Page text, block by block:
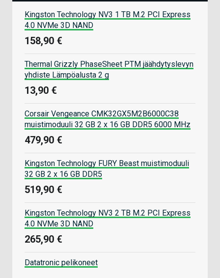
Kingston Technology NV3 1 TB M.2 PCI Express
4.0 NVMe 3D NAND
158,90 €
Thermal Grizzly PhaseSheet PTM jäähdytyslevyn
yhdiste Lämpöalusta 2 g
13,90 €
Corsair Vengeance CMK32GX5M2B6000C38
muistimoduuli 32 GB 2 x 16 GB DDR5 6000 MHz
479,90 €
Kingston Technology FURY Beast muistimoduuli
32 GB 2 x 16 GB DDR5
519,90 €
Kingston Technology NV3 2 TB M.2 PCI Express
4.0 NVMe 3D NAND
265,90 €
Datatronic pelikoneet